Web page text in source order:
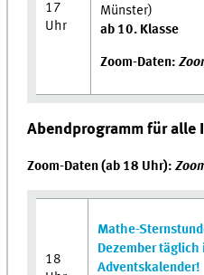
17
Uhr
Münster)
ab 10. Klasse
Zoom-Daten:
Abendprogramm für alle
Zoom-Daten (ab 18 Uhr):
18
Mathe-
Dezember täglich
Adventskalender!